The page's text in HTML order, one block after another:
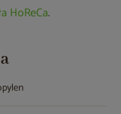
HoReCa.